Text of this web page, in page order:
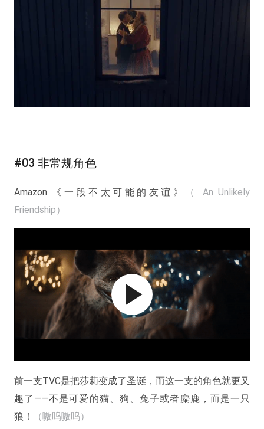
#03 非常规角色
Amazon 《一段不太可能的友谊》
（ An Unlikely
Friendship）
前一支TVC是把莎莉变成了圣诞，而这一支的角色就更又
趣了——不是可爱的猫、狗、兔子或者麋鹿，而是一只
狼！
（嗷呜嗷呜）